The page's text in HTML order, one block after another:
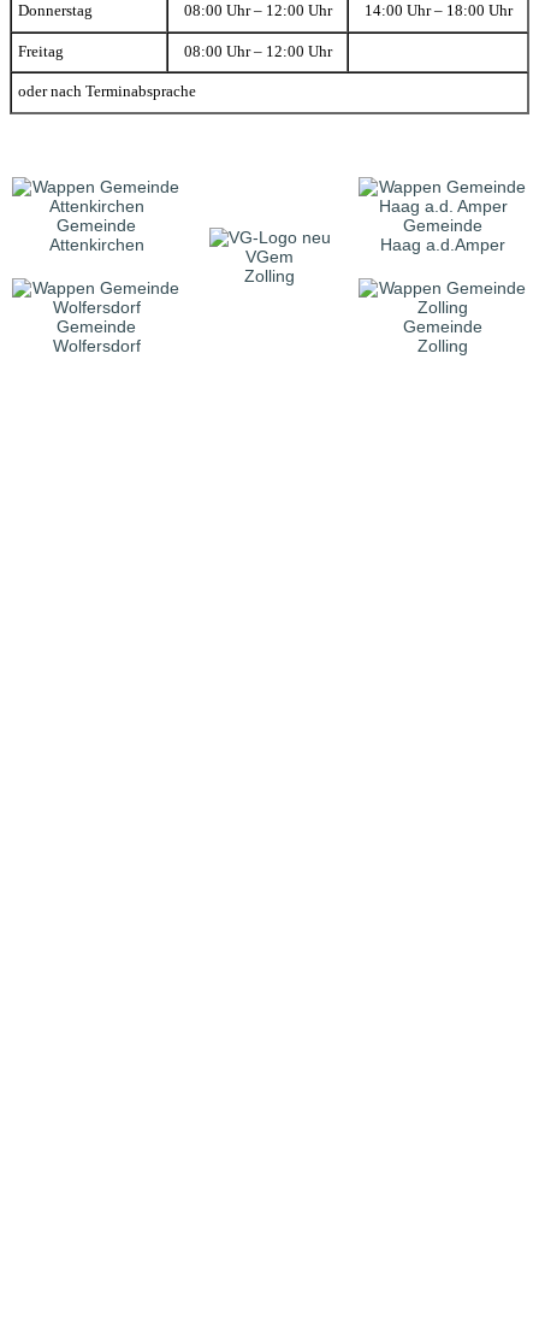
Donnerstag 08:00 Uhr – 12:00 Uhr 14:00 Uhr – 18:00 Uhr
Freitag 08:00 Uhr – 12:00 Uhr
oder nach Terminabsprache
Gemeinde
Attenkirchen
VGem
Zolling
Gemeinde
Haag a.d.Amper
Gemeinde
Wolfersdorf
Gemeinde
Zolling